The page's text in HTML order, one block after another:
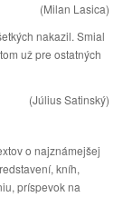
(Milan Lasica)
nakazil. Smial
už pre ostatných
(Július Satinský)
o najznámejšej
kníh,
príspevok na